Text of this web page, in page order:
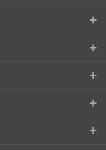
+
+
+
+
+